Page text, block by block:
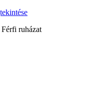
Férfi ruházat